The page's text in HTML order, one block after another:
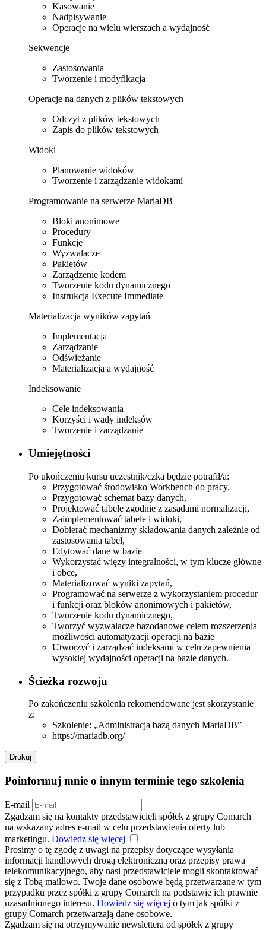
Kasowanie
Nadpisywanie
Operacje na wielu wierszach a wydajność
Sekwencje
Zastosowania
Tworzenie i modyfikacja
Operacje na danych z plików tekstowych
Odczyt z plików tekstowych
Zapis do plików tekstowych
Widoki
Planowanie widoków
Tworzenie i zarządzanie widokami
Programowanie na serwerze MariaDB
Bloki anonimowe
Procedury
Funkcje
Wyzwalacze
Pakietów
Zarządzenie kodem
Tworzenie kodu dynamicznego
Instrukcja Execute Immediate
Materializacja wyników zapytań
Implementacja
Zarządzanie
Odświeżanie
Materializacja a wydajność
Indeksowanie
Cele indeksowania
Korzyści i wady indeksów
Tworzenie i zarządzanie
Umiejętności
Po ukończeniu kursu uczestnik/czka będzie potrafił/a:
Przygotować środowisko Workbench do pracy,
Przygotować schemat bazy danych,
Projektować tabele zgodnie z zasadami normalizacji,
Zaimplementować tabele i widoki,
Dobierać mechanizmy składowania danych zależnie od
zastosowania tabel,
Edytować dane w bazie
Wykorzystać więzy integralności, w tym klucze główne
i obce,
Materializować wyniki zapytań,
Programować na serwerze z wykorzystaniem procedur
i funkcji oraz bloków anonimowych i pakietów,
Tworzenie kodu dynamicznego,
Tworzyć wyzwalacze bazodanowe celem rozszerzenia
możliwości automatyzacji operacji na bazie
Utworzyć i zarządzać indeksami w celu zapewnienia
wysokiej wydajności operacji na bazie danych.
Ścieżka rozwoju
Po zakończeniu szkolenia rekomendowane jest skorzystanie
z:
Szkolenie: „Administracja bazą danych MariaDB”
https://mariadb.org/
Drukuj
Poinformuj mnie o innym terminie tego szkolenia
E-mail
Zgadzam się na kontakty przedstawicieli spółek z grupy Comarch
na wskazany adres e-mail w celu przedstawienia oferty lub
marketingu. Dowiedz się więcej
Prosimy o tę zgodę z uwagi na przepisy dotyczące wysyłania
informacji handlowych drogą elektroniczną oraz przepisy prawa
telekomunikacyjnego, aby nasi przedstawiciele mogli skontaktować
się z Tobą mailowo. Twoje dane osobowe będą przetwarzane w tym
przypadku przez spółki z grupy Comarch na podstawie ich prawnie
uzasadnionego interesu. Dowiedz się więcej o tym jak spółki z
grupy Comarch przetwarzają dane osobowe.
Zgadzam się na otrzymywanie newslettera od spółek z grupy